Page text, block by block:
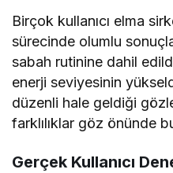
Birçok kullanıcı elma
sürecinde olumlu
sabah rutinine dahil
enerji seviyesinin
düzenli hale geldiği
farklılıklar göz önünde
Gerçek Kullanıcı